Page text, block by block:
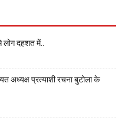
लोग दहशत में..
अध्यक्ष प्रत्याशी रचना बुटोला के